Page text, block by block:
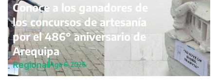
Conoce a los ganadores de
los concursos de artesanía
por el 486° aniversario de
Arequipa
RegionalAgo 6, 2026